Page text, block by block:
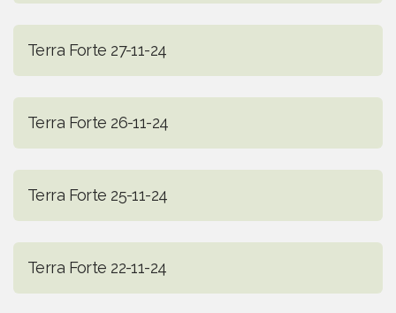
Terra Forte 27-11-24
Terra Forte 26-11-24
Terra Forte 25-11-24
Terra Forte 22-11-24